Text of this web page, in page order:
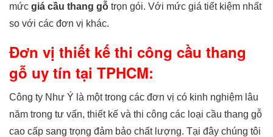
mức giá cầu thang gỗ trọn gói. Với mức giá tiết kiệm nhất
so với các đơn vị khác.
Đơn vị thiết kế thi công cầu thang
gỗ uy tín tại TPHCM:
Công ty Như Ý là một trong các đơn vị có kinh nghiệm lâu
năm trong tư vấn, thiết kế và thi công các loại cầu thang gỗ
cao cấp sang trọng đảm bảo chất lượng. Tại đây chúng tôi